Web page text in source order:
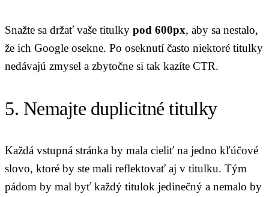
Snažte sa držať vaše titulky pod 600px, aby sa nestalo,
že ich Google osekne. Po oseknutí často niektoré titulky
nedávajú zmysel a zbytočne si tak kazíte CTR.
5. Nemajte duplicitné titulky
Každá vstupná stránka by mala cieliť na jedno kľúčové
slovo, ktoré by ste mali reflektovať aj v titulku. Tým
pádom by mal byť každý titulok jedinečný a nemalo by